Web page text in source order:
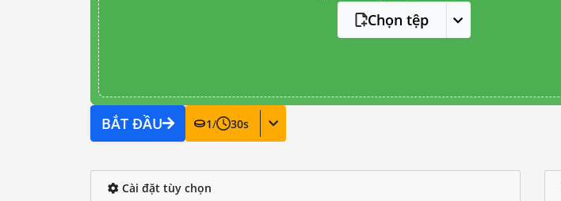
Chọn tệp
BẮT ĐẦU 1/ 30s
Cài đặt tùy chọn